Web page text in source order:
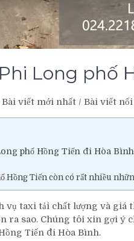
Long phố
Bài viết mới nhất / Bài viết
phố Hồng Tiến đi Hòa
Hồng Tiến còn có rất nhiều
vụ taxi tải chất lượng và
ra sao. Chúng tôi xin gợi ý
Tiến đi Hòa Bình.